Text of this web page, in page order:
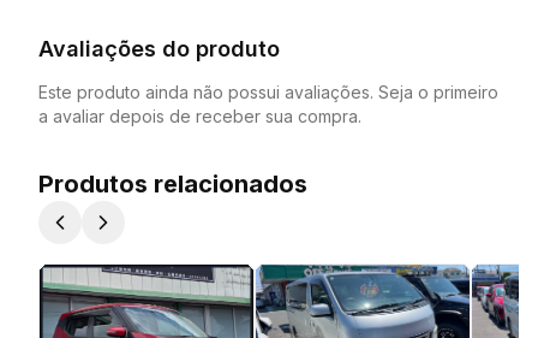
Avaliações do produto
Este produto ainda não possui avaliações. Seja o primeiro
a avaliar depois de receber sua compra.
Produtos relacionados